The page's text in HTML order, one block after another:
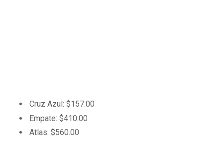
Cruz Azul: $157.00
Empate: $410.00
Atlas: $560.00